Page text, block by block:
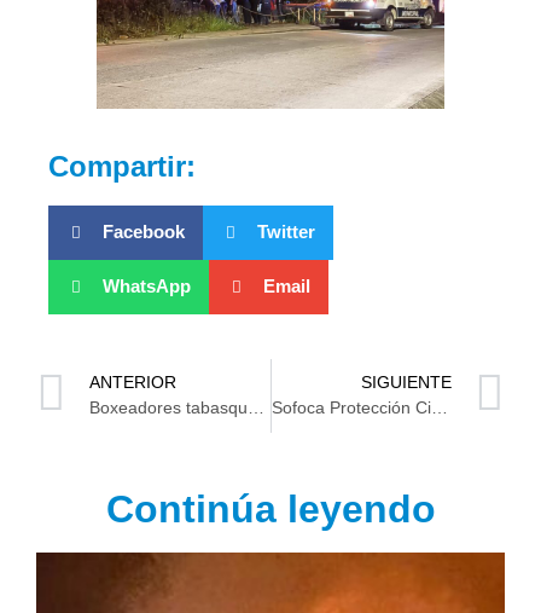
Compartir:
Facebook Twitter
WhatsApp Email
ANTERIOR
Boxeadores tabasqueños triunfan en función “Honor y Gloria”
SIGUIENTE
Sofoca Protección Civil incendio en Nicolás Bravo Macuspana
Continúa leyendo